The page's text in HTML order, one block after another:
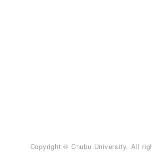
Copyright © Chubu University. All